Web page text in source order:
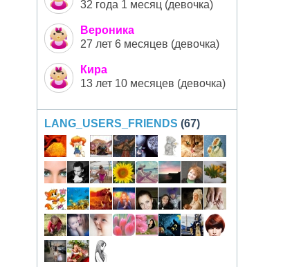
32 года 1 месяц (девочка)
Вероника
27 лет 6 месяцев (девочка)
Кира
13 лет 10 месяцев (девочка)
LANG_USERS_FRIENDS (67)